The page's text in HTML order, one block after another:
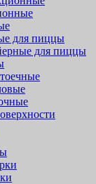
для пиццы
для пиццы